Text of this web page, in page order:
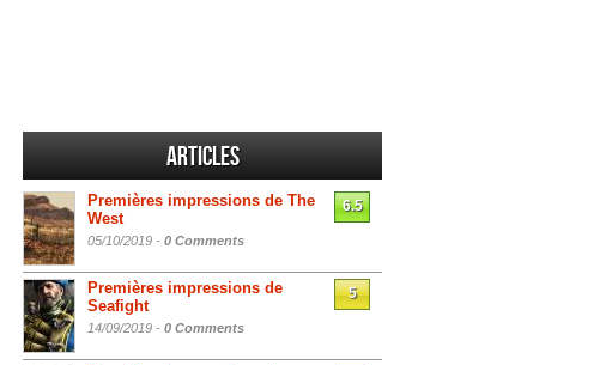
Articles
Premières impressions de The
West
05/10/2019 - 0 Comments
6.5
Premières impressions de
Seafight
14/09/2019 - 0 Comments
5